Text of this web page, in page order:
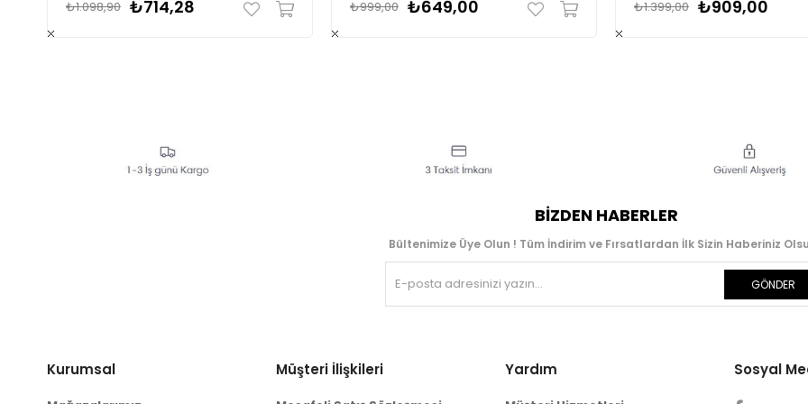
₺714,28
₺1.098,90 ₺649,00
₺999,00 ₺909,00
₺1.399,00
BIZDEN HABERLER
Bültenimize Üye Olun ! Tüm İndirim ve Fırsatlardan İlk Sizin Haberiniz
GÖNDER
Kurumsal Müşteri İlişkileri Yardım Sosyal